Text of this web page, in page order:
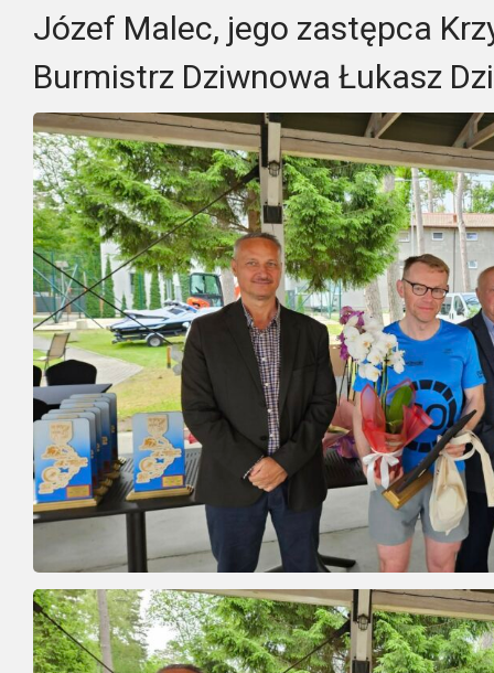
Józef Malec, jego zastępca
Burmistrz Dziwnowa Łukasz